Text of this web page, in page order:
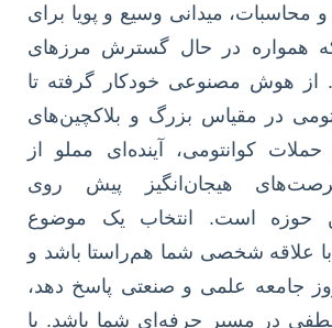
میدانی وسیع و پویا برای
در حال گسترش مرزهای
هوش مصنوعی خودکار گرفته تا
در مقیاس بزرگ و بلاکچین‌های
کوانتومی، آینده‌ای مملو از
هیجان‌انگیز پیش روی
حوزه است. انتخاب یک موضوع
علاقه شخصی شما هم‌راستا باشد و
جامعه علمی و صنعتی پاسخ دهد،
در مسیر حرفه‌ای شما باشد. با